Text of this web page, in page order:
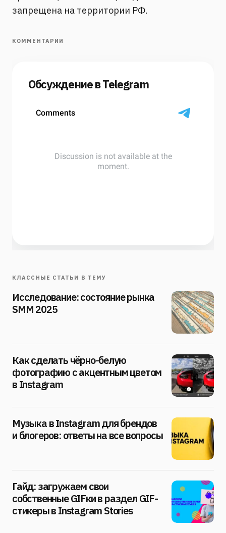
запрещена на территории РФ.
КОММЕНТАРИИ
Обсуждение в Telegram
КЛАССНЫЕ СТАТЬИ В ТЕМУ
Исследование: состояние рынка
SMM 2025
Как сделать чёрно-белую
фотографию с акцентным цветом
в Instagram
Музыка в Instagram для брендов
и блогеров: ответы на все вопросы
Гайд: загружаем свои
собственные GIFки в раздел GIF-
стикеры в Instagram Stories